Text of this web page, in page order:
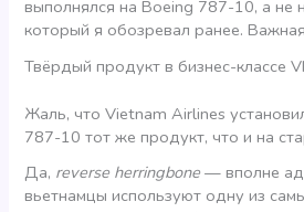
выполнялся на Boeing 787-10, а не
который я обозревал ранее.
Твёрдый продукт в бизнес-классе
Жаль, что Vietnam Airlines
787-10 тот же продукт, что и на
Да, reverse herringbone — вполне
вьетнамцы используют одну из